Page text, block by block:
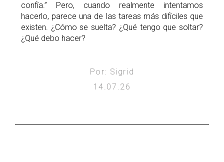
confía.” Pero, cuando realmente intentamos
hacerlo, parece una de las tareas más difíciles que
existen. ¿Cómo se suelta? ¿Qué tengo que soltar?
¿Qué debo hacer?
Por: Sigrid
14.07.26